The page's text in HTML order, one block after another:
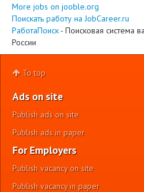
More jobs on jooble.org
Поискать работу на JobCareer.ru
РаботаПоиск - Поисковая система
России
To top
Ads on site
Publish ads on site
Publish ads in paper
For Employers
Publish vacancy on site
Publish vacancy in paper